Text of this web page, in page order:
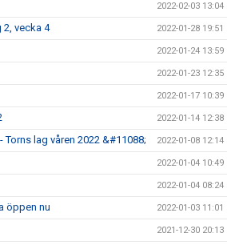
2022-02-03 13:04
2, vecka 4 2022-01-28 19:51
2022-01-24 13:59
2022-01-23 12:35
2022-01-17 10:39
2022-01-14 12:38
lag våren 2022 &#11088; 2022-01-08 12:14
2022-01-04 10:49
2022-01-04 08:24
öppen nu 2022-01-03 11:01
2021-12-30 20:13